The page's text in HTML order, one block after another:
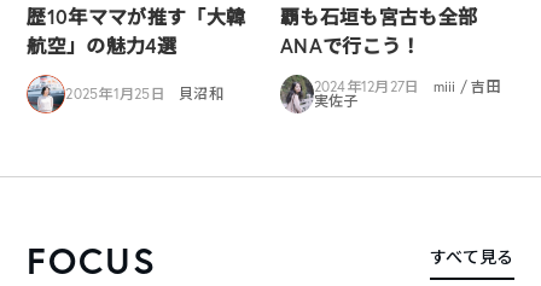
歴10年ママが推す「大韓
航空」の魅力4選
2025年1月25日 貝沼和
覇も石垣も宮古も全部
ANAで行こう！
2024年12月27日
miii / 吉田
実佐子
FOCUS すべて見る